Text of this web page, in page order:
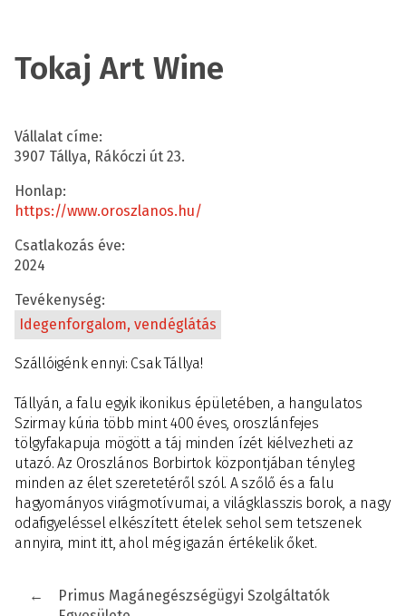
Tokaj Art Wine
Vállalat címe:
3907 Tállya, Rákóczi út 23.
Honlap:
https://www.oroszlanos.hu/
Csatlakozás éve:
2024
Tevékenység:
Idegenforgalom, vendéglátás
Szállóigénk ennyi: Csak Tállya!
Tállyán, a falu egyik ikonikus épületében, a hangulatos
Szirmay kúria több mint 400 éves, oroszlánfejes
tölgyfakapuja mögött a táj minden ízét kiélvezheti az
utazó. Az Oroszlános Borbirtok központjában tényleg
minden az élet szeretetéről szól. A szőlő és a falu
hagyományos virágmotívumai, a világklasszis borok, a nagy
odafigyeléssel elkészített ételek sehol sem tetszenek
annyira, mint itt, ahol még igazán értékelik őket.
←
Primus Magánegészségügyi Szolgáltatók